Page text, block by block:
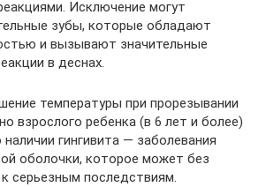
Исключение могут
зубы, которые обладают
и вызывают значительные
в деснах.
температуры при прорезывании
взрослого ребенка (в 6 лет и более)
гингивита — заболевания
оболочки, которое может без
серьезным последствиям.